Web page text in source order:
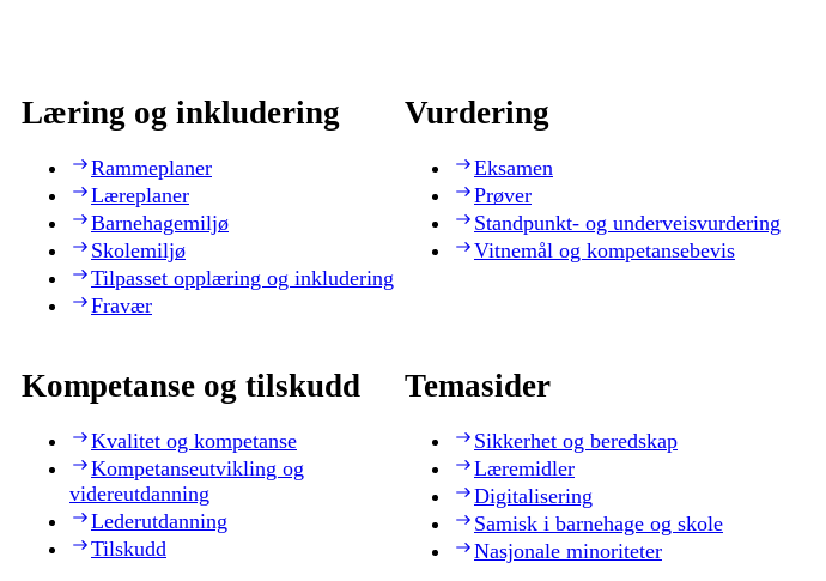
Læring og inkludering
Rammeplaner
Læreplaner
Barnehagemiljø
Skolemiljø
Tilpasset opplæring og inkludering
Fravær
Vurdering
Eksamen
Prøver
Standpunkt- og underveisvurdering
Vitnemål og kompetansebevis
Kompetanse og tilskudd
Kvalitet og kompetanse
Kompetanseutvikling og
videreutdanning
Lederutdanning
Tilskudd
Temasider
Sikkerhet og beredskap
Læremidler
Digitalisering
Samisk i barnehage og skole
Nasjonale minoriteter